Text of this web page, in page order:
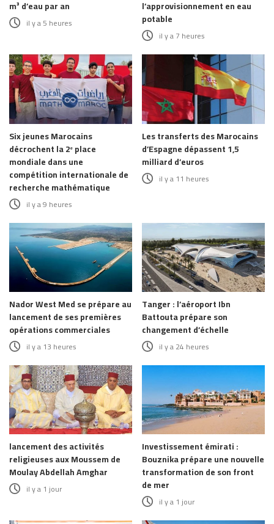
m³ d’eau par an
il y a 5 heures
l’approvisionnement en eau
potable
il y a 7 heures
Six jeunes Marocains
décrochent la 2ᵉ place
mondiale dans une
compétition internationale de
recherche mathématique
il y a 9 heures
Les transferts des Marocains
d’Espagne dépassent 1,5
milliard d’euros
il y a 11 heures
Nador West Med se prépare au
lancement de ses premières
opérations commerciales
il y a 13 heures
Tanger : l’aéroport Ibn
Battouta prépare son
changement d’échelle
il y a 24 heures
lancement des activités
religieuses aux Moussem de
Moulay Abdellah Amghar
il y a 1 jour
Investissement émirati :
Bouznika prépare une nouvelle
transformation de son front
de mer
il y a 1 jour